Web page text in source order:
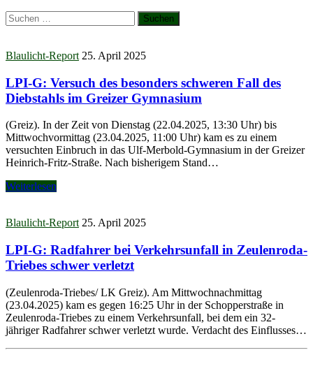
Suchen
nach:
Blaulicht-Report 25. April 2025
LPI-G: Versuch des besonders schweren Fall des
Diebstahls im Greizer Gymnasium
(Greiz). In der Zeit von Dienstag (22.04.2025, 13:30 Uhr) bis
Mittwochvormittag (23.04.2025, 11:00 Uhr) kam es zu einem
versuchten Einbruch in das Ulf-Merbold-Gymnasium in der Greizer
Heinrich-Fritz-Straße. Nach bisherigem Stand…
Weiterlesen
Blaulicht-Report 25. April 2025
LPI-G: Radfahrer bei Verkehrsunfall in Zeulenroda-
Triebes schwer verletzt
(Zeulenroda-Triebes/ LK Greiz). Am Mittwochnachmittag
(23.04.2025) kam es gegen 16:25 Uhr in der Schopperstraße in
Zeulenroda-Triebes zu einem Verkehrsunfall, bei dem ein 32-
jähriger Radfahrer schwer verletzt wurde. Verdacht des Einflusses…